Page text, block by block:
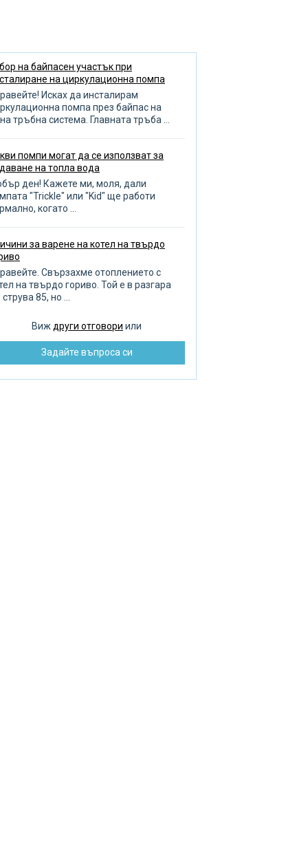
на радиатора
на басейна
за помпа
кръгове
на отоплителен котел
на градината
кърпа
за избор на тръби
на тръби
с тръбопровода
на водата
на помпата
на байпасен участък при
на циркулационна помпа
Исках да инсталирам
помпа през байпас на
тръбна система. Главната тръба ...
помпи могат да се използват за
на топла вода
ден! Кажете ми, моля, дали
"Trickle" или "Kid" ще работи
когато ...
за варене на котел на твърдо
Свързахме отоплението с
на твърдо гориво. Той е в разгара
струва 85, но ...
Виж други отговори или
Задайте въпроса си